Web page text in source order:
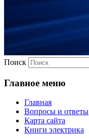
Поиск
Главное меню
Главная
Вопросы и ответы
Карта сайта
Книги электрика